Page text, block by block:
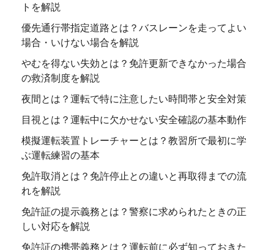
トを解説
優先通行帯指定道路とは？バスレーンを走ってよい
場合・いけない場合を解説
やむを得ない失効とは？免許更新できなかった場合
の救済制度を解説
夜間とは？運転で特に注意したい時間帯と安全対策
目視とは？運転中に欠かせない安全確認の基本動作
模擬運転装置トレーチャーとは？教習所で最初に学
ぶ運転練習の基本
免許取消とは？免許停止との違いと再取得までの流
れを解説
免許証の提示義務とは？警察に求められたときの正
しい対応を解説
免許証の携帯義務とは？運転前に必ず知っておきた